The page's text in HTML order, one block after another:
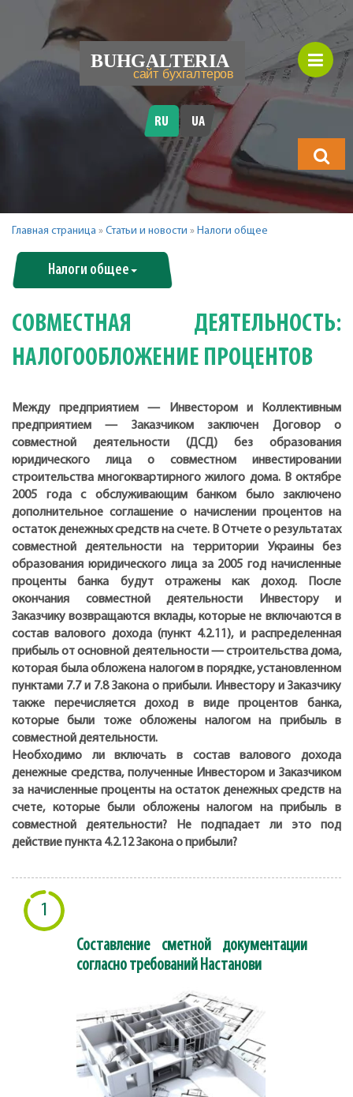
будете
искать?
RU UA
Главная страница » Статьи и новости » Налоги общее
Налоги общее
СОВМЕСТНАЯ ДЕЯТЕЛЬНОСТЬ:
НАЛОГООБЛОЖЕНИЕ ПРОЦЕНТОВ
Между предприятием — Инвестором и Коллективным
предприятием — Заказчиком заключен Договор о
совместной деятельности (ДСД) без образования
юридического лица о совместном инвестировании
строительства многоквартирного жилого дома. В октябре
2005 года с обслуживающим банком было заключено
дополнительное соглашение о начислении процентов на
остаток денежных средств на счете. В Отчете о результатах
совместной деятельности на территории Украины без
образования юридического лица за 2005 год начисленные
проценты банка будут отражены как доход. После
окончания совместной деятельности Инвестору и
Заказчику возвращаются вклады, которые не включаются в
состав валового дохода (пункт 4.2.11), и распределенная
прибыль от основной деятельности — строительства дома,
которая была обложена налогом в порядке, установленном
пунктами 7.7 и 7.8 Закона о прибыли. Инвестору и Заказчику
также перечисляется доход в виде процентов банка,
которые были тоже обложены налогом на прибыль в
совместной деятельности.
Необходимо ли включать в состав валового дохода
денежные средства, полученные Инвестором и Заказчиком
за начисленные проценты на остаток денежных средств на
счете, которые были обложены налогом на прибыль в
совместной деятельности? Не подпадает ли это под
действие пункта 4.2.12 Закона о прибыли?
1
Составление сметной документации
согласно требований Настанови